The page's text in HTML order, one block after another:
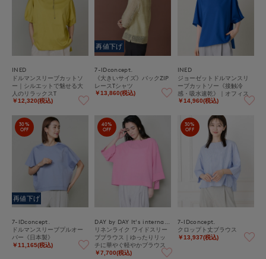
INED
ドルマンスリーブカットソ
ー｜シルエットで魅せる大
人のリラックスT
￥12,320(税込)
再値下げ
7-IDconcept.
《大きいサイズ》バックZIP
レースTシャツ
￥13,860(税込)
INED
ジョーゼットドルマンスリ
ーブカットソー《接触冷
感・吸水速乾》｜オフィス
カジュアルにも大活躍、ひ
ーケアカットソー
￥14,960(税込)
30%
OFF
再値下げ
7-IDconcept.
ドルマンスリーブプルオー
バー《日本製》
￥11,165(税込)
40%
OFF
リネンライク ワイドスリー
ブブラウス｜ゆったりリッ
チに華やぐ軽やかブラウス
￥7,700(税込)
30%
OFF
7-IDconcept.
クロップト丈ブラウス
￥13,937(税込)